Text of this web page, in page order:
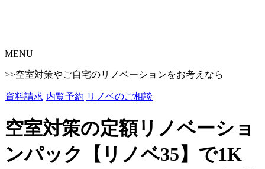
MENU
>>空室対策やご自宅のリノベーションをお考えなら
資料請求 内覧予約 リノベのご相談
空室対策の定額リノベーショ
ンパック【リノベ35】で1K